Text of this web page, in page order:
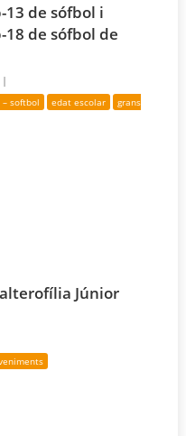
13 de sófbol i
18 de sófbol de
|
softbol edat escolar
grans
Júnior